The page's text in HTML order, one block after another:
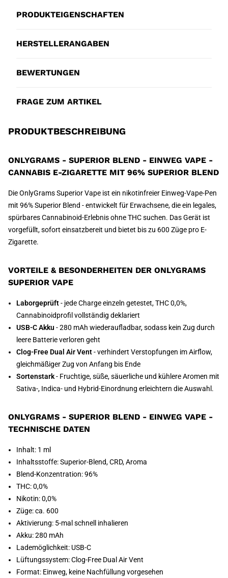
PRODUKTEIGENSCHAFTEN
HERSTELLERANGABEN
BEWERTUNGEN
FRAGE ZUM ARTIKEL
PRODUKTBESCHREIBUNG
ONLYGRAMS - SUPERIOR BLEND - EINWEG VAPE -
CANNABIS E-ZIGARETTE MIT 96% SUPERIOR BLEND
Die OnlyGrams Superior Vape ist ein nikotinfreier Einweg-Vape-Pen
mit 96% Superior Blend - entwickelt für Erwachsene, die ein legales,
spürbares Cannabinoid-Erlebnis ohne THC suchen. Das Gerät ist
vorgefüllt, sofort einsatzbereit und bietet bis zu 600 Züge pro E-
Zigarette.
VORTEILE & BESONDERHEITEN DER ONLYGRAMS
SUPERIOR VAPE
Laborgeprüft- jede Charge einzeln getestet, THC 0,0%,
Cannabinoidprofil vollständig deklariert
USB-C Akku - 280 mAh wiederaufladbar, sodass kein Zug durch
leere Batterie verloren geht
Clog-Free Dual Air Vent- verhindert Verstopfungen im Airflow,
gleichmäßiger Zug von Anfang bis Ende
Sortenstark- Fruchtige, süße, säuerliche und kühlere Aromen mit
Sativa-, Indica- und Hybrid-Einordnung erleichtern die Auswahl.
ONLYGRAMS - SUPERIOR BLEND - EINWEG VAPE -
TECHNISCHE DATEN
Inhalt: 1 ml
Inhaltsstoffe: Superior-Blend, CRD, Aroma
Blend-Konzentration: 96%
THC: 0,0%
Nikotin: 0,0%
Züge: ca. 600
Aktivierung: 5-mal schnell inhalieren
Akku: 280 mAh
Lademöglichkeit: USB-C
Lüftungssystem: Clog-Free Dual Air Vent
Format: Einweg, keine Nachfüllung vorgesehen